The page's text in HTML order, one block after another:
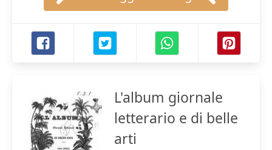
L'album giornale
letterario e di belle
arti